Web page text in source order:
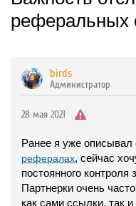
реферальных
birds
Администратор
28 мая 2021
Ранее я уже описывал
рефералах, сейчас
постоянного
Партнерки очень
как сами ссылки, так